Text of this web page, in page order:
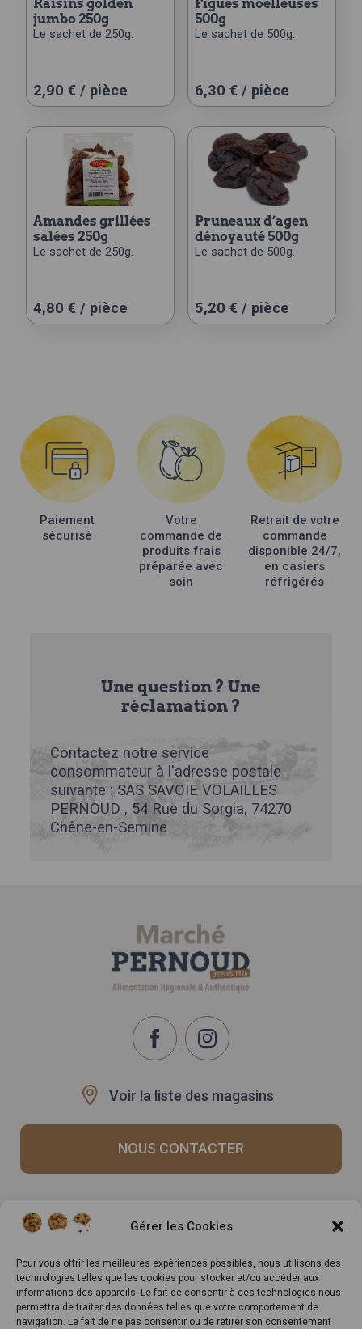
Gérer les Cookies
Pour vous offrir les meilleures expériences possibles, nous utilisons des
technologies telles que les cookies pour stocker et/ou accéder aux
informations des appareils. Le fait de consentir à ces technologies nous
permettra de traiter des données telles que votre comportement de
navigation. Le fait de ne pas consentir ou de retirer son consentement
raisins golden
jumbo 250g
Le sachet de 250g.
2,90 € / pièce
figues moelleuses
500g
Le sachet de 500g.
6,30 € / pièce
amandes grillées
salées 250g
Le sachet de 250g.
4,80 € / pièce
pruneaux d’agen
dénoyauté 500g
Le sachet de 500g.
5,20 € / pièce
Paiement
sécurisé
Votre
commande de
produits frais
préparée avec
soin
Retrait de votre
commande
disponible 24/7,
en casiers
réfrigérés
Une question ? Une
réclamation ?
Contactez notre service
consommateur à l'adresse postale
suivante : SAS SAVOIE VOLAILLES
PERNOUD , 54 Rue du Sorgia, 74270
Chêne-en-Semine
Voir la liste des magasins
NOUS CONTACTER
Recrutement
Rappels produits
Inscrivez-vous à notre
newsletter